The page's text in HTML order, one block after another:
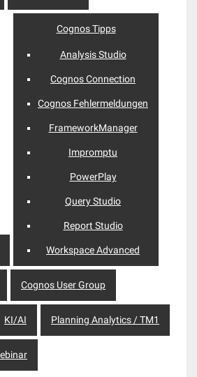
Cognos Tipps
Analysis Studio
Cognos Connection
Cognos Fehlermeldungen
FrameworkManager
Impromptu
PowerPlay
Query Studio
Report Studio
Workspace Advanced
Cognos User Group
KI/AI Planning Analytics / TM1